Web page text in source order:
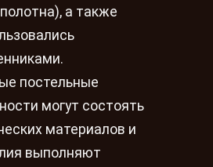
а также
постельные
могут состоять
материалов и
выполняют